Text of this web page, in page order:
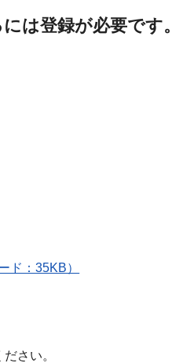
は登録が必要です。
ド：35KB）
さい。